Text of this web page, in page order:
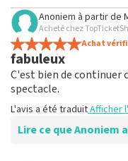
Anoniem à partir de
Acheté chez
Achat
fabuleux
C'est bien de continuer
spectacle.
L'avis a été traduitAfficher
Lire ce que Anoniem